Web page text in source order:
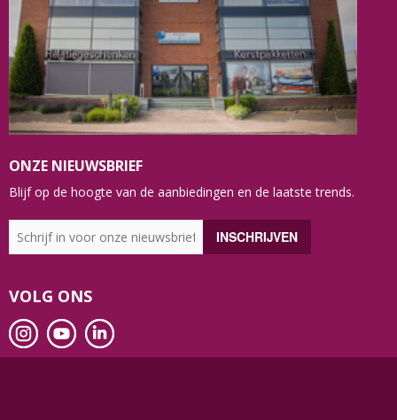
ONZE NIEUWSBRIEF
Blijf op de hoogte van de aanbiedingen en de laatste trends.
VOLG ONS